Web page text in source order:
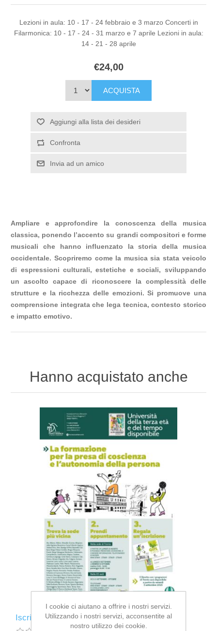
Lezioni in aula: 10 - 17 - 24 febbraio e 3 marzo Concerti in
Filarmonica: 10 - 17 - 24 - 31 marzo e 7 aprile Lezioni in aula:
14 - 21 - 28 aprile
€24,00
ACQUISTA
Aggiungi alla lista dei desideri
Confronta
Invia ad un amico
Ampliare e approfondire la conoscenza della musica
classica, ponendo l’accento su grandi compositori e forme
musicali che hanno influenzato la storia della musica
occidentale. Scopriremo come la musica sia stata veicolo
di espressioni culturali, estetiche e sociali, sviluppando
un ascolto capace di riconoscere la complessità delle
strutture e la ricchezza delle emozioni. Si promuove una
comprensione integrata che lega tecnica, contesto storico
e impatto emotivo.
Hanno acquistato anche
Iscrizione Anno 2025-2026
I cookie ci aiutano a offrire i nostri servizi.
Utilizzando i nostri servizi, acconsentite al
nostro utilizzo dei cookie.